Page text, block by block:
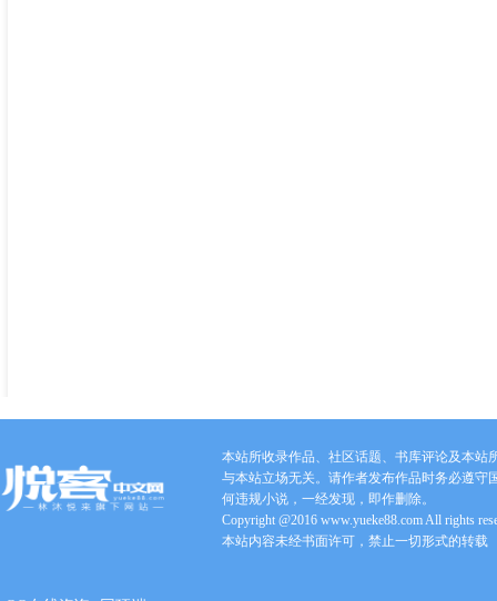
本站所收录作品、社区话题、书库评论及本站
与本站立场无关。请作者发布作品时务必遵守
何违规小说，一经发现，即作删除。
Copyright @2016 www.yueke88.com All rights
本站内容未经书面许可，禁止一切形式的转载